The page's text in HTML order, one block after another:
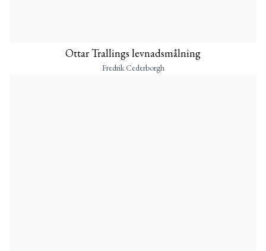
Ottar Trallings levnadsmålning
Fredrik Cederborgh